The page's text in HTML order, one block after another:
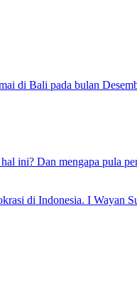
di Bali pada bulan
ini? Dan mengapa pula
di Indonesia. I Wayan